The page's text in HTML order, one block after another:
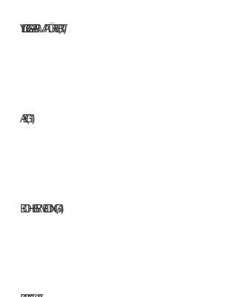
YILDIZ GAZ ARMATÜRLERI17
AEG11
BOHLER WELDING41